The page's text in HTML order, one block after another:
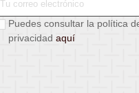
Puedes consultar la política
privacidad aquí